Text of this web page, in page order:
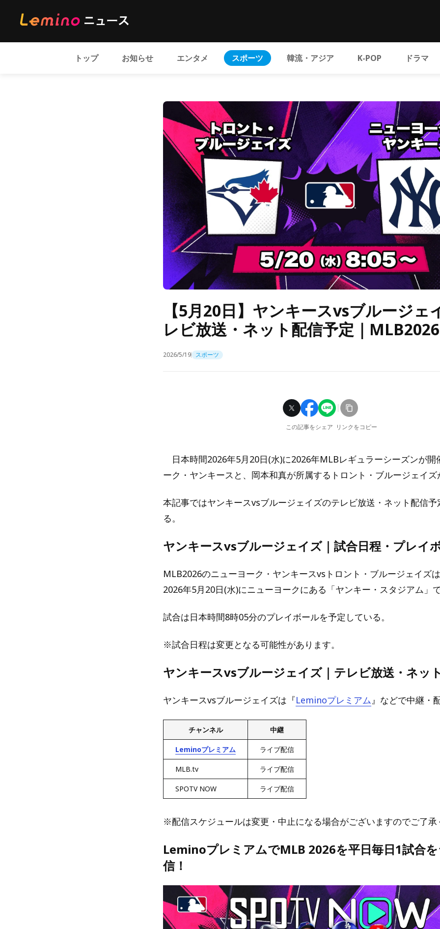
トップ お知らせ エンタメ スポーツ 韓流・アジア K-POP ドラマ
【5月20日】ヤンキースvsブルージェ
レビ放送・ネット配信予定｜MLB2026
2026/5/19 スポーツ
この記事をシェア リンクをコピー
日本時間2026年5月20日(水)に2026年MLBレギュラーシーズンが開
ーク・ヤンキースと、岡本和真が所属するトロント・ブルージェイ
本記事ではヤンキースvsブルージェイズのテレビ放送・ネット配信
る。
ヤンキースvsブルージェイズ｜試合日程・プレイ
MLB2026のニューヨーク・ヤンキースvsトロント・ブルージェイズ
2026年5月20日(水)にニューヨークにある「ヤンキー・スタジアム」
試合は日本時間8時05分のプレイボールを予定している。
※試合日程は変更となる可能性があります。
ヤンキースvsブルージェイズ｜テレビ放送・ネッ
ヤンキースvsブルージェイズは『Leminoプレミアム 』などで中継・
チャンネル 中継
Leminoプレミアム ライブ配信
MLB.tv ライブ配信
SPOTV NOW ライブ配信
※配信スケジュールは変更・中止になる場合がございますのでご了承
LeminoプレミアムでMLB 2026を平日毎日1試合
信！